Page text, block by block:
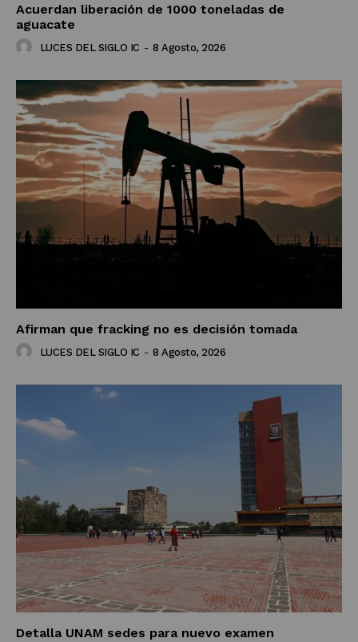
Acuerdan liberación de 1000 toneladas de
aguacate
LUCES DEL SIGLO IC - 8 Agosto, 2026
Afirman que fracking no es decisión tomada
LUCES DEL SIGLO IC - 8 Agosto, 2026
Detalla UNAM sedes para nuevo examen